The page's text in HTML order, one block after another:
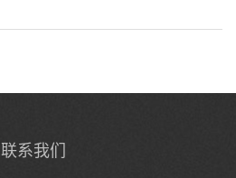
联系我们